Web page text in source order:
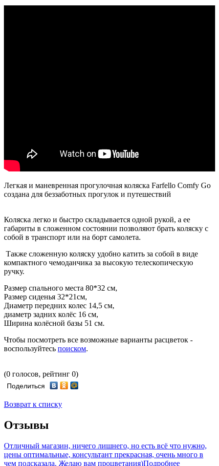
Легкая и маневренная прогулочная коляска Farfello Comfy Go
создана для беззаботных прогулок и путешествий
Коляска легко и быстро складывается одной рукой, а ее
габариты в сложенном состоянии позволяют брать коляску с
собой в транспорт или на борт самолета.
Также сложенную коляску удобно катить за собой в виде
компактного чемоданчика за высокую телескопическую
ручку.
Размер спального места 80*32 см,
Размер сиденья 32*21см,
Диаметр передних колес 14,5 см,
диаметр задних колёс 16 см,
Ширина колёсной базы 51 см.
Чтобы посмотреть все возможные варианты расцветок -
воспользуйтесь поиском.
(0 голосов, рейтинг 0)
Поделиться
Возврат к списку
Отзывы
Отличный магазин, ничего лишнего, но есть всё что нужно,
цены оптимальные, консультант прекрасная, очень много в
чем подсказала. Желаю вам процветания)Подробнее